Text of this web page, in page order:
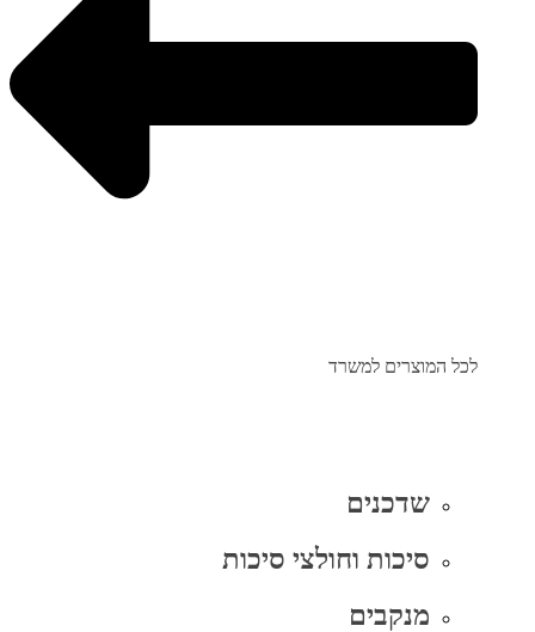
לכל המוצרים למשרד
שדכנים
סיכות וחולצי סיכות
מנקבים